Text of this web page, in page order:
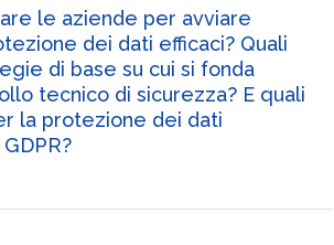
le aziende per avviare
dei dati efficaci? Quali
di base su cui si fonda
tecnico di sicurezza? E quali
la protezione dei dati